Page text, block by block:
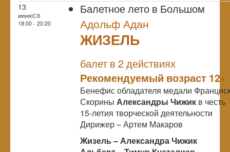
13
июня|Сб
18:00 - 20:20
Балетное лето в Большом
Адольф Адан
ЖИЗЕЛЬ
балет в 2 действиях
Рекомендуемый возраст 12+
Бенефис обладателя медали
Скорины Александры Чижик в честь
15-летия творческой деятельности
Дирижер – Артем Макаров
Жизель – Александра Чижик